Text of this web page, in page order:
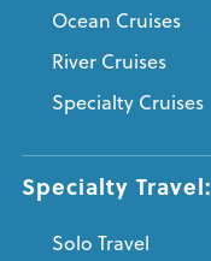
Ocean Cruises
River Cruises
Specialty Cruises
Specialty Travel:
Solo Travel